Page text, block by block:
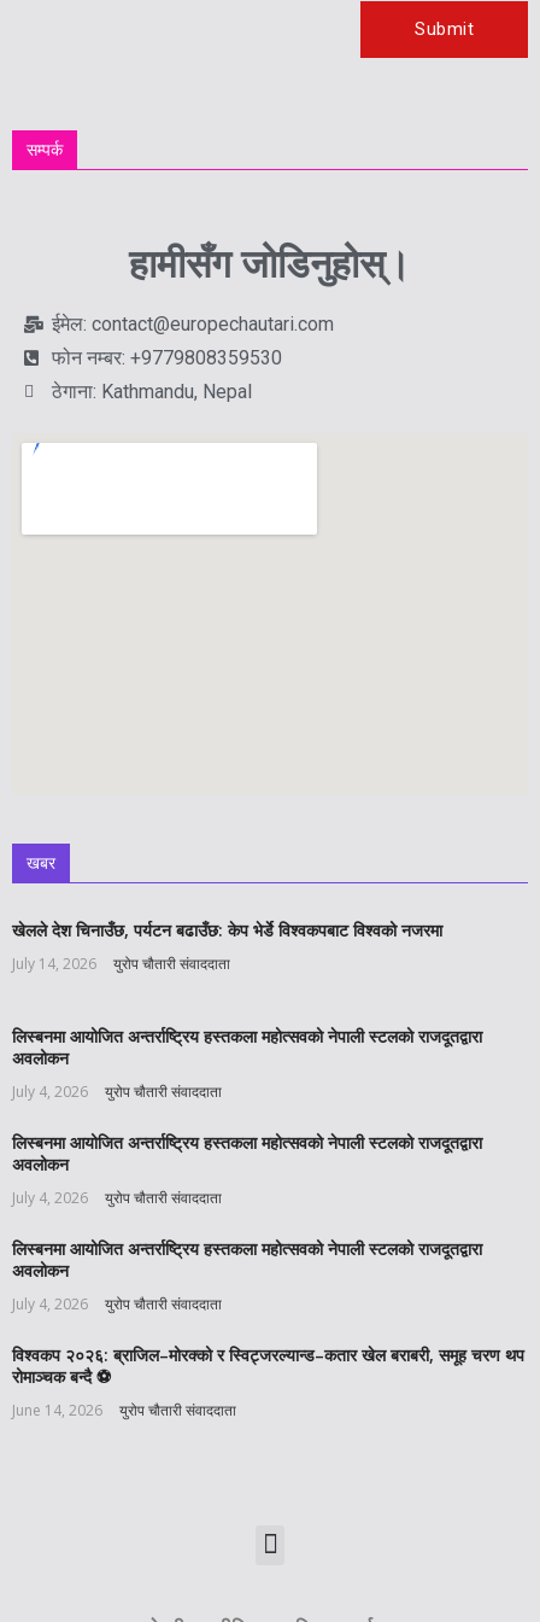
सम्पर्क
हामीसँग जोडिनुहोस्।
ईमेल: contact@europechautari.com
फोन नम्बर: +9779808359530
ठेगाना: Kathmandu, Nepal
खबर
खेलले देश चिनाउँछ, पर्यटन बढाउँछ: केप भेर्डे विश्वकपबाट विश्वको नजरमा
July 14, 2026 युरोप चौतारी संवाददाता
लिस्बनमा आयोजित अन्तर्राष्ट्रिय हस्तकला महोत्सवको नेपाली स्टलको राजदूतद्वारा
अवलोकन
July 4, 2026 युरोप चौतारी संवाददाता
लिस्बनमा आयोजित अन्तर्राष्ट्रिय हस्तकला महोत्सवको नेपाली स्टलको राजदूतद्वारा
अवलोकन
July 4, 2026 युरोप चौतारी संवाददाता
लिस्बनमा आयोजित अन्तर्राष्ट्रिय हस्तकला महोत्सवको नेपाली स्टलको राजदूतद्वारा
अवलोकन
July 4, 2026 युरोप चौतारी संवाददाता
विश्वकप २०२६: ब्राजिल–मोरक्को र स्विट्जरल्यान्ड–कतार खेल बराबरी, समूह चरण थप
रोमाञ्चक बन्दै ⚽️
June 14, 2026 युरोप चौतारी संवाददाता